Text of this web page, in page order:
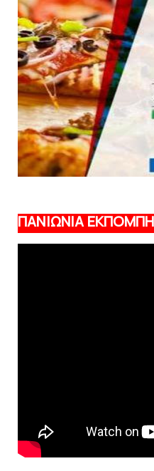
Πανιώνιoς:
φιλανθρωπικό
ΠΑΝΙΩΝΙΑ